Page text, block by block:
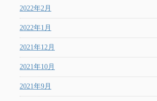
2022年2月
2022年1月
2021年12月
2021年10月
2021年9月